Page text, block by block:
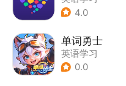
4.0
单词勇士
英语学习
0.0